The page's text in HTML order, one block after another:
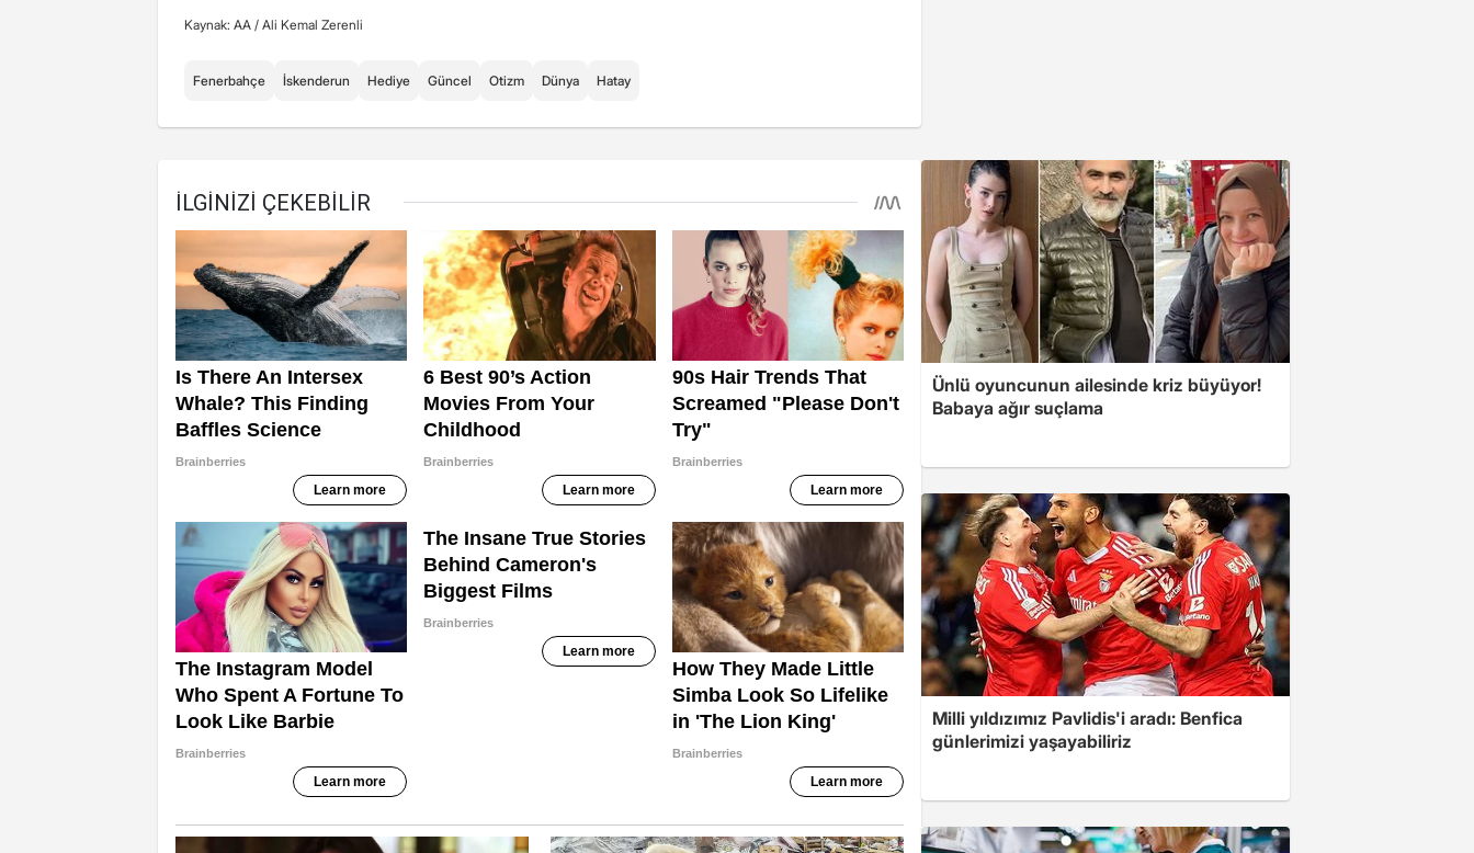
Kaynak: AA / Ali Kemal Zerenli
Fenerbahçe İskenderun Hediye Güncel Otizm Dünya Hatay
Ünlü oyuncunun ailesinde kriz büyüyor!
Babaya ağır suçlama
Milli yıldızımız Pavlidis'i aradı: Benfica
günlerimizi yaşayabiliriz